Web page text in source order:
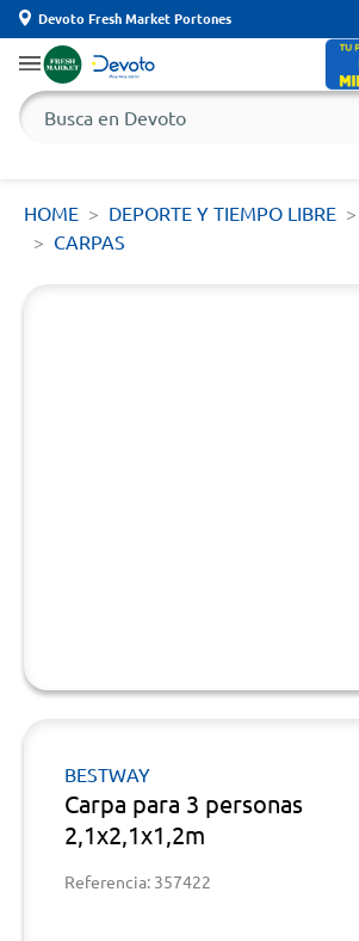
Devoto Fresh Market Portones
HOME DEPORTE Y TIEMPO LIBRE
CARPAS
BESTWAY
Carpa para 3 personas
2,1x2,1x1,2m
Referencia: 357422